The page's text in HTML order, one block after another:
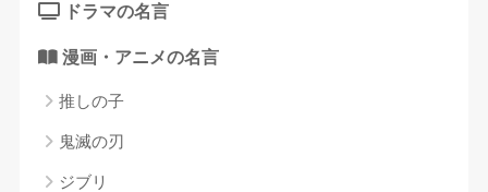
ドラマの名言
漫画・アニメの名言
推しの子
鬼滅の刃
ジブリ